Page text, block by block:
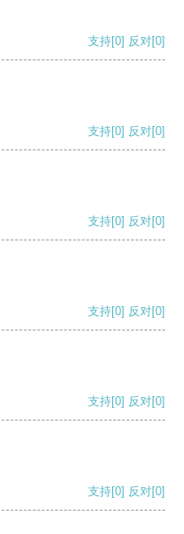
支持[0] 反对[0]
支持[0] 反对[0]
支持[0] 反对[0]
支持[0] 反对[0]
支持[0] 反对[0]
支持[0] 反对[0]